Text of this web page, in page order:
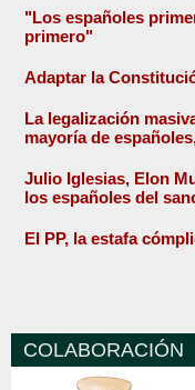
"Los españoles
primero"
Adaptar la
La legalización
mayoría de
Julio Iglesias, Elon
los españoles del
El PP, la estafa
COLABORACIÓN